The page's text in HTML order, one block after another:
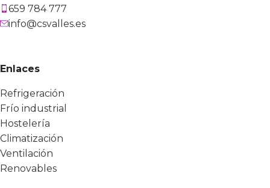
659 784 777
info@csvalles.es
Enlaces
Refrigeración
Frío industrial
Hostelería
Climatización
Ventilación
Renovables